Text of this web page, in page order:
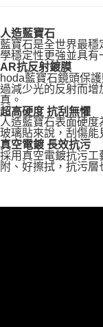
https://aftee.tw/terms/
３．未成年的使用者請
「AFTEE先享後付」
任。
４．使用「AFTEE先
時審查核予不同之上限
請求用戶進行身份認證。
５．嚴禁一人註冊多個
恩沛科技股份有限公司
人造藍寶石
藍寶石是全世界最
學穩定性更強並具有
AR抗反射鍍膜
hoda藍寶石鏡頭保
過減少光的反射而增
真。
超高硬度 抗刮無懼
人造藍寶石表面硬
玻璃貼來說，刮傷能
真空電鍍 長效抗污
採用真空電鍍抗污工
附、好擦拭，抗污層